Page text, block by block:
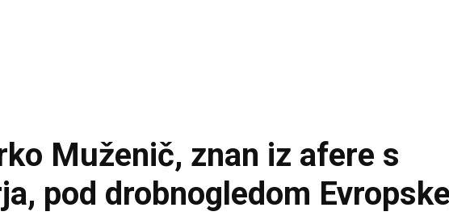
Muženič, znan iz afere s
pod drobnogledom